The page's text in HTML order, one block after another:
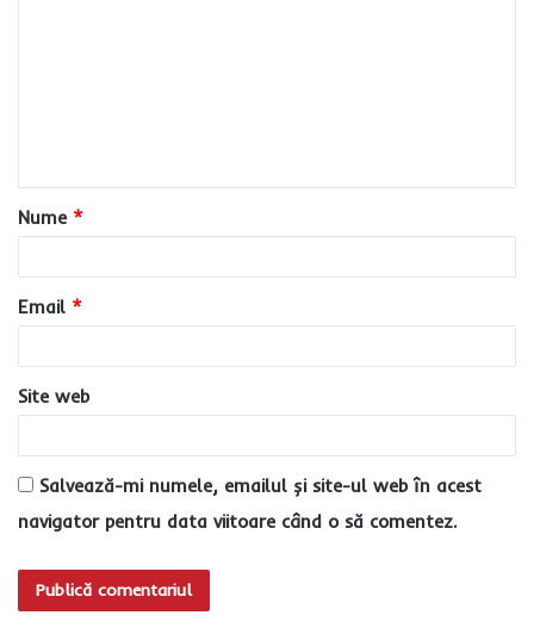
a
r
u
*
Nume *
Email *
Site web
Salvează-mi numele, emailul și site-ul web în acest
navigator pentru data viitoare când o să comentez.